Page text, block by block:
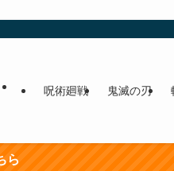
呪術廻戦 鬼滅の刃
ら